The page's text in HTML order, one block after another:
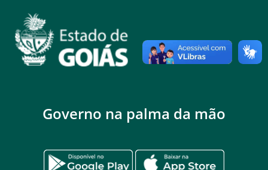
Governo na palma da mão